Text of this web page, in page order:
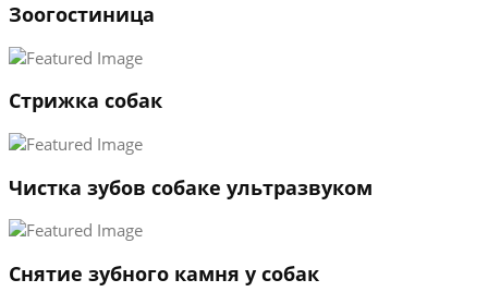
2
→
Зоогостиница
Стрижка собак
Чистка зубов собаке ультразвуком
Снятие зубного камня у собак